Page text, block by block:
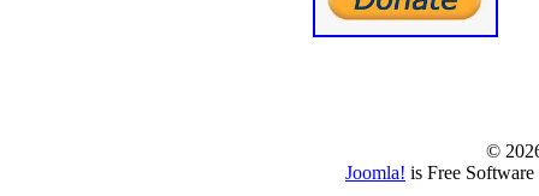
©
Joomla! is Free